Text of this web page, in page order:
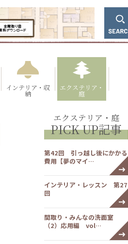
インテリア・収
納
エクステリア・
庭
エクステリア・庭
PICK UP記事
第42回 引っ越し後にかかる
費用【夢のマイ…
インテリア・レッスン 第27
回
間取り・みんなの洗面室
（2）応用編 vol…